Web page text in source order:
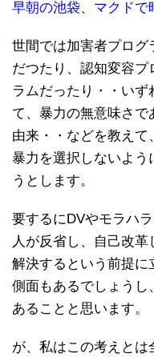
早朝の池袋、マクドで
世間では加害者プログ
だつたり、認知変容
ラムだったり・・い
て、暴力の無意味さ
由来・・などを教え
暴力を選択しないよう
うとします。
要するにDVやモラハ
人が反省し、自己改
解決するという前提に
側面もあるでしょうし
あることと思います。
が、私はこの考えと